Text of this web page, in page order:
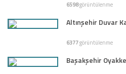
6598görüntülenme
Altınşehir Duvar
6377görüntülenme
Başakşehir